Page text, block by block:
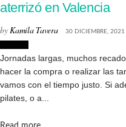
aterrizó en Valencia
by Kamila Tavera 30 DICIEMBRE, 2021
Jornadas largas, muchos
hacer la compra o realizar las
vamos con el tiempo justo. Si
pilates, o a...